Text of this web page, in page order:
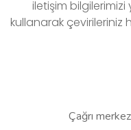
iletişim
kullanarak çevirileriniz
Çağrı